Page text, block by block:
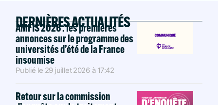
DERNIÈRES ACTUALITÉS
AMFIS 2026 : les premières
annonces sur le programme des
universités d’été de la France
insoumise
Publié le 29 juillet 2026 à 17:42
Retour sur la commission